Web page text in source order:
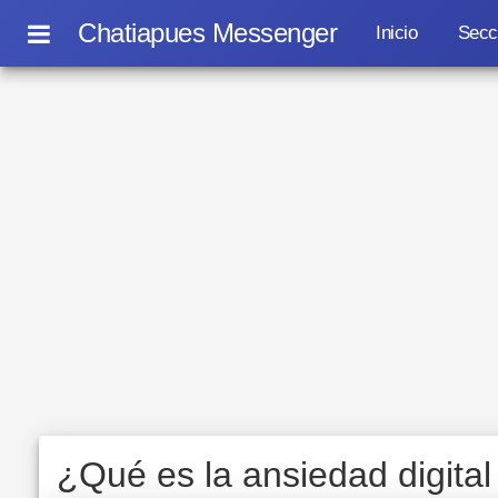
Chatiapues Messenger Inicio
¿Qué es la ansiedad